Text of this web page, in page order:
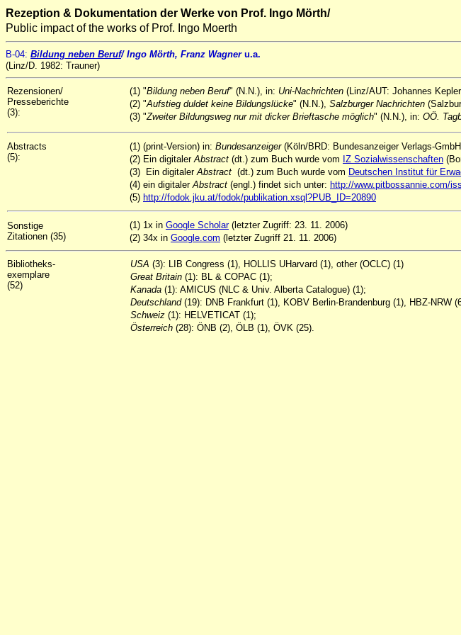
Rezeption & Dokumentation der Werke von Prof. Ingo Mörth/
Public impact of the works of Prof. Ingo Moerth
B-04: Bildung neben Beruf/ Ingo Mörth, Franz Wagneru.a.
(Linz/D. 1982: Trauner)
Rezensionen/
Presseberichte
(3):
(1) "Bildung neben Beruf" (N.N.), in: Uni-Nachrichten (Linz/AUT: Johannes
(2) "Aufstieg duldet keine Bildungslücke" (N.N.), Salzburger Nachrichten
(3) "Zweiter Bildungsweg nur mit dicker Brieftasche möglich" (N.N.), in: OÖ.
Abstracts
(5):
(1) (print-Version) in: Bundesanzeiger(Köln/BRD: Bundesanzeiger Verlags-
(2) Ein digitalerAbstract (dt.) zum Buch wurde vom IZ Sozialwissenschaften
(3) Ein digitalerAbstract (dt.) zum Buch wurde vom Deutschen Institut für
(4) ein digitalerAbstract (engl.) findet sich unter: http://www.pitbossannie.com/
(5) http://fodok.jku.at/fodok/publikation.xsql?PUB_ID=20890
Sonstige
Zitationen (35)
(1) 1x in Google Scholar(letzter Zugriff: 23. 11. 2006)
(2) 34x in Google.com (letzter Zugriff 21. 11. 2006)
Bibliotheks-
exemplare
(52)
USA (3): LIB Congress (1), HOLLIS UHarvard (1), other (OCLC) (1)
Great Britain (1): BL & COPAC (1);
Kanada (1): AMICUS (NLC & Univ. Alberta Catalogue) (1);
Deutschland(19): DNB Frankfurt (1), KOBV Berlin-Brandenburg (1), HBZ-NRW
Schweiz (1): HELVETICAT (1);
Österreich (28): ÖNB (2), ÖLB (1), ÖVK (25).